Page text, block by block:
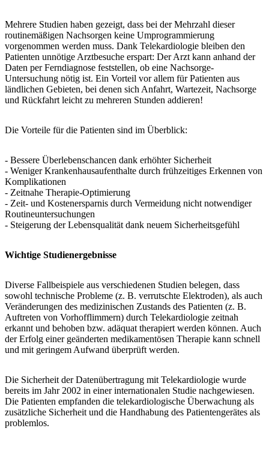
Mehrere Studien haben gezeigt, dass bei der Mehrzahl dieser
routinemäßigen Nachsorgen keine Umprogrammierung
vorgenommen werden muss. Dank Telekardiologie bleiben den
Patienten unnötige Arztbesuche erspart: Der Arzt kann anhand der
Daten per Ferndiagnose feststellen, ob eine Nachsorge-
Untersuchung nötig ist. Ein Vorteil vor allem für Patienten aus
ländlichen Gebieten, bei denen sich Anfahrt, Wartezeit, Nachsorge
und Rückfahrt leicht zu mehreren Stunden addieren!
Die Vorteile für die Patienten sind im Überblick:
- Bessere Überlebenschancen dank erhöhter Sicherheit
- Weniger Krankenhausaufenthalte durch frühzeitiges Erkennen von
Komplikationen
- Zeitnahe Therapie-Optimierung
- Zeit- und Kostenersparnis durch Vermeidung nicht notwendiger
Routineuntersuchungen
- Steigerung der Lebensqualität dank neuem Sicherheitsgefühl
Wichtige Studienergebnisse
Diverse Fallbeispiele aus verschiedenen Studien belegen, dass
sowohl technische Probleme (z. B. verrutschte Elektroden), als auch
Veränderungen des medizinischen Zustands des Patienten (z. B.
Auftreten von Vorhofflimmern) durch Telekardiologie zeitnah
erkannt und behoben bzw. adäquat therapiert werden können. Auch
der Erfolg einer geänderten medikamentösen Therapie kann schnell
und mit geringem Aufwand überprüft werden.
Die Sicherheit der Datenübertragung mit Telekardiologie wurde
bereits im Jahr 2002 in einer internationalen Studie nachgewiesen.
Die Patienten empfanden die telekardiologische Überwachung als
zusätzliche Sicherheit und die Handhabung des Patientengerätes als
problemlos.